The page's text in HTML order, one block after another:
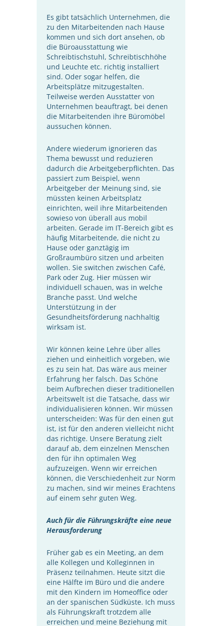
Es gibt tatsächlich Unternehmen, die
zu den Mitarbeitenden nach Hause
kommen und sich dort ansehen, ob
die Büroausstattung wie
Schreibtischstuhl, Schreibtischhöhe
und Leuchte etc. richtig installiert
sind. Oder sogar helfen, die
Arbeitsplätze mitzugestalten.
Teilweise werden Ausstatter von
Unternehmen beauftragt, bei denen
die Mitarbeitenden ihre Büromöbel
aussuchen können.
Andere wiederum ignorieren das
Thema bewusst und reduzieren
dadurch die Arbeitgeberpflichten. Das
passiert zum Beispiel, wenn
Arbeitgeber der Meinung sind, sie
müssten keinen Arbeitsplatz
einrichten, weil ihre Mitarbeitenden
sowieso von überall aus mobil
arbeiten. Gerade im IT-Bereich gibt es
häufig Mitarbeitende, die nicht zu
Hause oder ganztägig im
Großraumbüro sitzen und arbeiten
wollen. Sie switchen zwischen Café,
Park oder Zug. Hier müssen wir
individuell schauen, was in welche
Branche passt. Und welche
Unterstützung in der
Gesundheitsförderung nachhaltig
wirksam ist.
Wir können keine Lehre über alles
ziehen und einheitlich vorgeben, wie
es zu sein hat. Das wäre aus meiner
Erfahrung her falsch. Das Schöne
beim Aufbrechen dieser traditionellen
Arbeitswelt ist die Tatsache, dass wir
individualisieren können. Wir müssen
unterscheiden: Was für den einen gut
ist, ist für den anderen vielleicht nicht
das richtige. Unsere Beratung zielt
darauf ab, dem einzelnen Menschen
den für ihn optimalen Weg
aufzuzeigen. Wenn wir erreichen
können, die Verschiedenheit zur Norm
zu machen, sind wir meines Erachtens
auf einem sehr guten Weg.
Auch für die Führungskräfte eine neue
Herausforderung
Früher gab es ein Meeting, an dem
alle Kollegen und Kolleginnen in
Präsenz teilnahmen. Heute sitzt die
eine Hälfte im Büro und die andere
mit den Kindern im Homeoffice oder
an der spanischen Südküste. Ich muss
als Führungskraft trotzdem alle
erreichen und meine Beziehung mit